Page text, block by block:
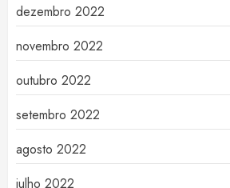
dezembro 2022
novembro 2022
outubro 2022
setembro 2022
agosto 2022
julho 2022